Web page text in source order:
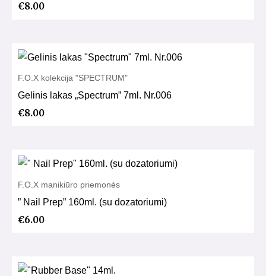
€8.00
F.O.X kolekcija "SPECTRUM"
Gelinis lakas „Spectrum” 7ml. Nr.006
€8.00
F.O.X manikiūro priemonės
” Nail Prep” 160ml. (su dozatoriumi)
€6.00